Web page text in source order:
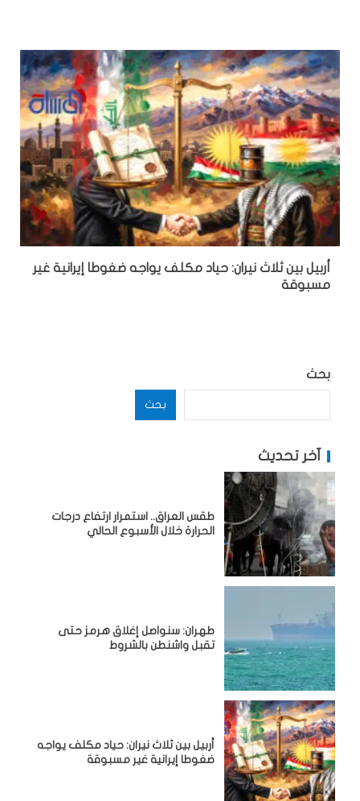
أربيل بين ثلاث نيران: حياد مكلف يواجه ضغوطا إيرانية غير
مسبوقة
بحث
بحث
آخر تحديث
طقس العراق.. استمرار ارتفاع درجات
الحرارة خلال الأسبوع الحالي
طهران: سنواصل إغلاق هرمز حتى
تقبل واشنطن بالشروط
أربيل بين ثلاث نيران: حياد مكلف يواجه
ضغوطا إيرانية غير مسبوقة